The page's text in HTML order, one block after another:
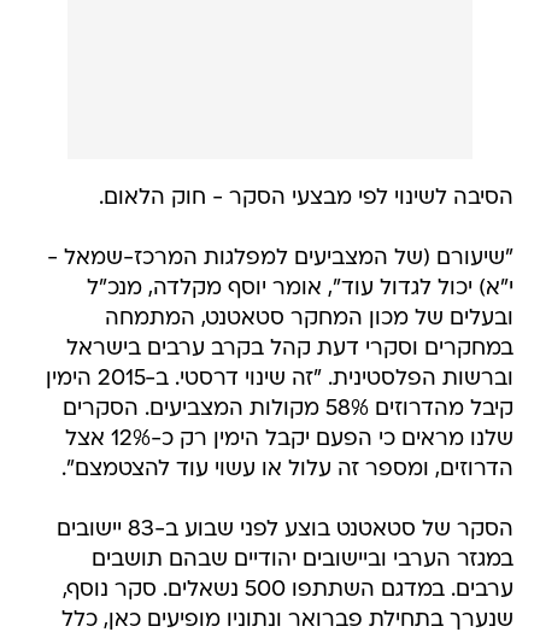
הסיבה לשינוי לפי מבצעי הסקר - חוק הלאום.
"שיעורם (של המצביעים למפלגות המרכז-שמאל -
י"א) יכול לגדול עוד", אומר יוסף מקלדה, מנכ"ל
ובעלים של מכון המחקר סטאטנט, המתמחה
במחקרים וסקרי דעת קהל בקרב ערבים בישראל
וברשות הפלסטינית. "זה שינוי דרסטי. ב-2015 הימין
קיבל מהדרוזים 58% מקולות המצביעים. הסקרים
שלנו מראים כי הפעם יקבל הימין רק כ-12% אצל
הדרוזים, ומספר זה עלול או עשוי עוד להצטמצם".
הסקר של סטאטנט בוצע לפני שבוע ב-83 יישובים
במגזר הערבי וביישובים יהודיים שבהם תושבים
ערבים. במדגם השתתפו 500 נשאלים. סקר נוסף,
שנערך בתחילת פברואר ונתוניו מופיעים כאן, כלל